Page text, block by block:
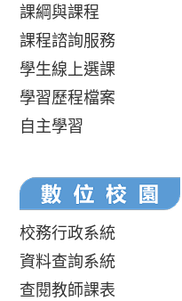
課綱與課程
課程諮詢服務
學生線上選課
學習歷程檔案
自主學習
校務行政系統
資料查詢系統
查閱教師課表